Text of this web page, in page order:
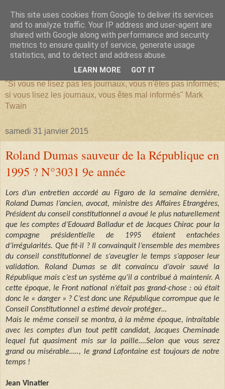
SERIATIM
"Si vous ne lisez pas les journaux, vous n'êtes pas informés;
si vous lisez les journaux, vous êtes mal informés" Mark
Twain
samedi 31 janvier 2015
Roland Dumas sauveur de la République en
1995 ? N°3031 9e année
Lors d’un entretien accordé au Figaro de la semaine dernière,
Roland Dumas l’ancien, avocat, ministre des Affaires Etrangères,
Président du conseil constitutionnel a avoué le plus naturellement
que les comptes d’Edouard Balladur et de Jacques Chirac pour la
compagne présidentielle de 1995 étaient entachées
d’irrégularités. Que fit-il ? Il convainquit l’ensemble des membres
du conseil constitutionnel de s’aveugler le temps s’apposer leur
validation. Roland Dumas se dit convaincu d’avoir sauvé la
République mais c’est un système qu’il a contribué à maintenir. A
cette époque, le Front national n’était pas grand-chose : où était
donc le « danger » ? C’est donc une République corrompue que le
Conseil Constitutionnel a estimé devoir protéger…
Mais le même conseil se montra, à la même époque, intraitable
avec les comptes d’un tout petit candidat, Jacques Cheminade
lequel fut quasiment mis sur la paille….Selon que vous serez
grand ou misérable….., le grand Lafontaine est toujours de notre
temps !
Jean Vinatier
This site uses cookies from Google to deliver its services
and to analyze traffic. Your IP address and user-agent are
shared with Google along with performance and security
metrics to ensure quality of service, generate usage
statistics, and to detect and address abuse.
LEARN MORE GOT IT